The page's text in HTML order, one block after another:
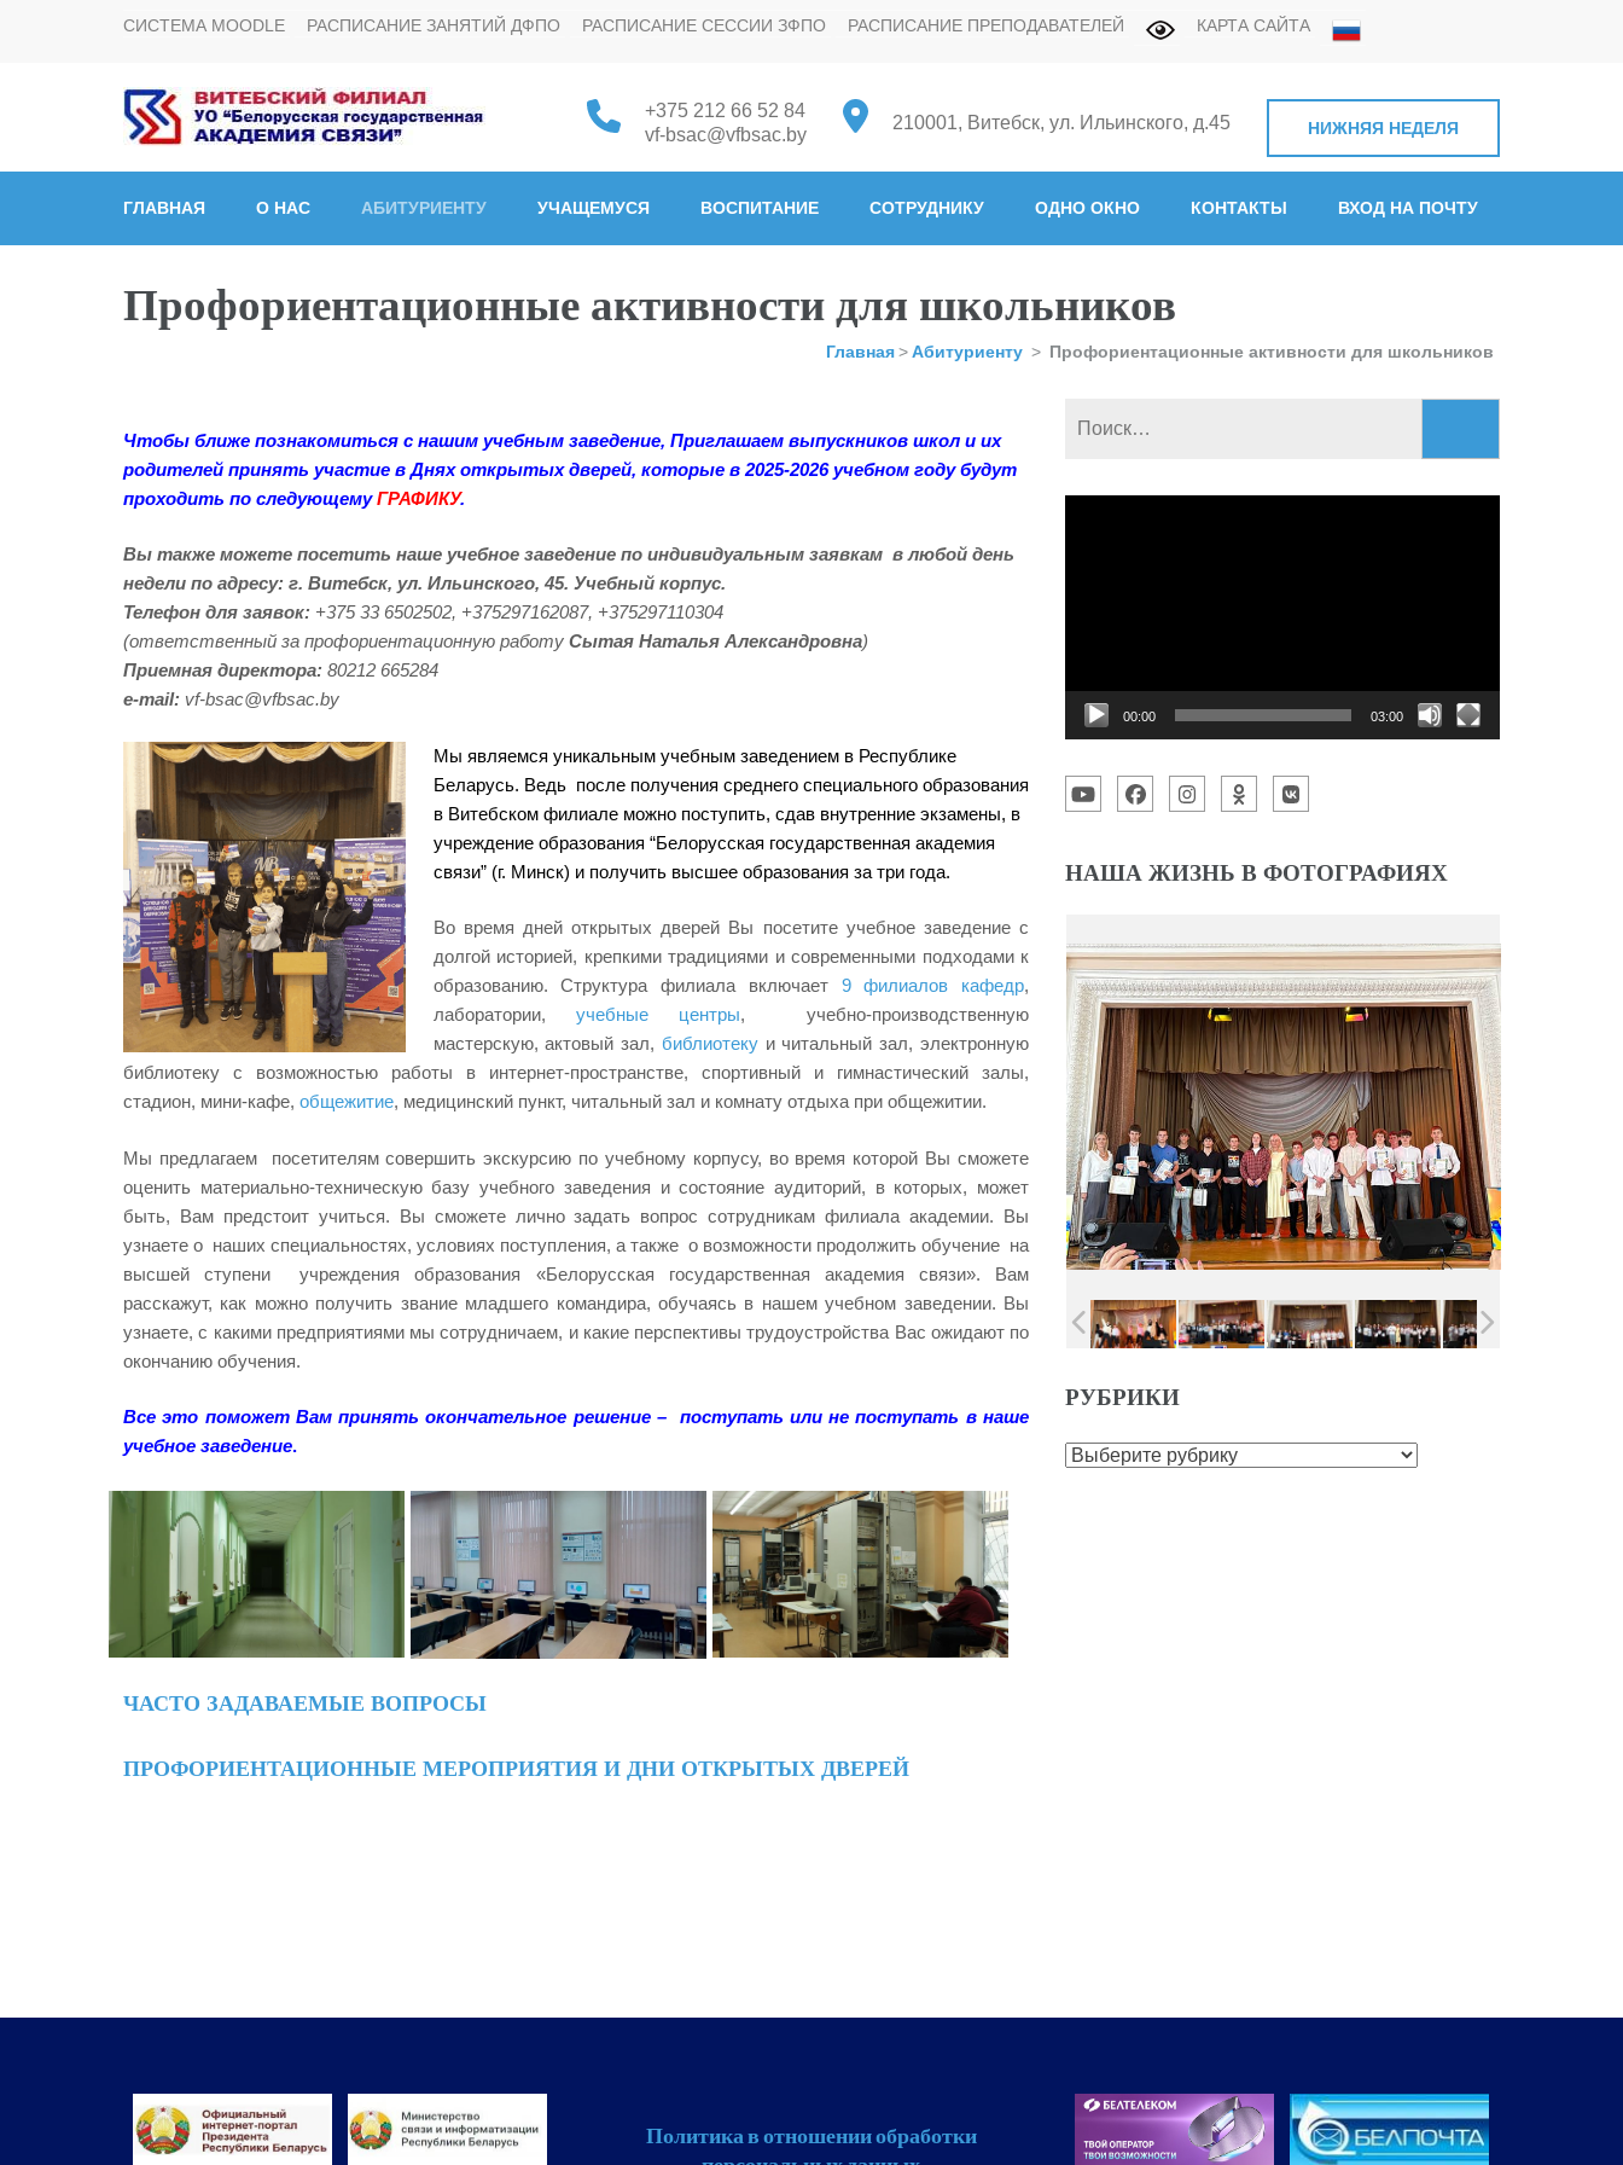
СИСТЕМА MOODLE РАСПИСАНИЕ ЗАНЯТИЙ ДФПО РАСПИСАНИЕ СЕССИИ ЗФПО РАСПИСАНИЕ ПРЕПОДАВАТЕЛЕЙ КАРТА САЙТА
Витебский филиал УО "Белорусская государственная академия связи"
НИЖНЯЯ НЕДЕЛЯ
210001, Витебск, ул. Ильинского, д.45
+375 212 66 52 84
vf-bsac@vfbsac.by
ГЛАВНАЯ О НАС АБИТУРИЕНТУ УЧАЩЕМУСЯ ВОСПИТАНИЕ СОТРУДНИКУ ОДНО ОКНО КОНТАКТЫ ВХОД НА ПОЧТУ
Профориентационные активности для школьников
Главная>Абитуриенту > Профориентационные активности для школьников
Чтобы ближе познакомиться с нашим учебным заведение, Приглашаем выпускников школ и их
родителей принять участие в Днях открытых дверей, которые в 2025-2026 учебном году будут
проходить по следующемуГРАФИКУ.
Вы также можете посетить наше учебное заведение по индивидуальным заявкам в любой день
недели по адресу: г. Витебск, ул. Ильинского, 45. Учебный корпус.
Телефон для заявок: +375 33 6502502, +375297162087, +375297110304
(ответственный за профориентационную работу Сытая Наталья Александровна)
Приемная директора: 80212 665284
e-mail: vf-bsac@vfbsac.by
Мы являемся уникальным учебным заведением в Республике
Беларусь. Ведь после получения среднего специального образования
в Витебском филиале можно поступить, сдав внутренние экзамены, в
учреждение образования “Белорусская государственная академия
связи” (г. Минск) и получить высшее образования за три года.
Во время дней открытых дверей Вы посетите учебное заведение с
долгой историей, крепкими традициями и современными подходами к
образованию. Структура филиала включает 9 филиалов кафедр,
лаборатории, учебные центры, учебно-производственную
мастерскую, актовый зал, библиотекуи читальный зал, электронную
библиотеку с возможностью работы в интернет-пространстве, спортивный и гимнастический залы,
стадион, мини-кафе, общежитие, медицинский пункт, читальный зал и комнату отдыха при общежитии.
Мы предлагаем посетителям совершить экскурсию по учебному корпусу, во время которой Вы сможете
оценить материально-техническую базу учебного заведения и состояние аудиторий, в которых, может
быть, Вам предстоит учиться. Вы сможете лично задать вопрос сотрудникам филиала академии. Вы
узнаете о наших специальностях, условиях поступления, а также о возможности продолжить обучение на
высшей ступени учреждения образования «Белорусская государственная академия связи». Вам
расскажут, как можно получить звание младшего командира, обучаясь в нашем учебном заведении. Вы
узнаете, с какими предприятиями мы сотрудничаем, и какие перспективы трудоустройства Вас ожидают по
окончанию обучения.
Все это поможет Вам принять окончательное решение – поступать или не поступать в наше
учебное заведение.
ЧАСТО ЗАДАВАЕМЫЕ ВОПРОСЫ
ПРОФОРИЕНТАЦИОННЫЕ МЕРОПРИЯТИЯ И ДНИ ОТКРЫТЫХ ДВЕРЕЙ
00:00 03:00
НАША ЖИЗНЬ В ФОТОГРАФИЯХ
РУБРИКИ
Рубрики
Политика в отношении обработки